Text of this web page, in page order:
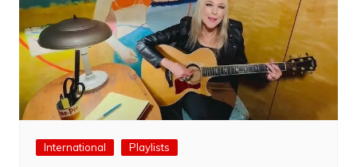
International Playlists